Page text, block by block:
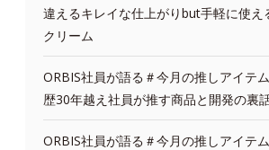
違えるキレイな仕上がりbut手軽に使え
クリーム
ORBIS社員が語る＃今月の推しアイテ
歴30年越え社員が推す商品と開発の裏
ORBIS社員が語る＃今月の推しアイテム